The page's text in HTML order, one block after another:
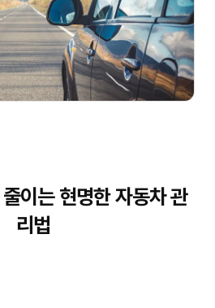
이는 현명한 자동차 관
리법